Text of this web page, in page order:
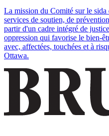
La mission du Comité sur le
services de soutien, de
partir d'un cadre intégré de
oppression qui favorise le bien-
avec, affectées, touchées et à
Ottawa.